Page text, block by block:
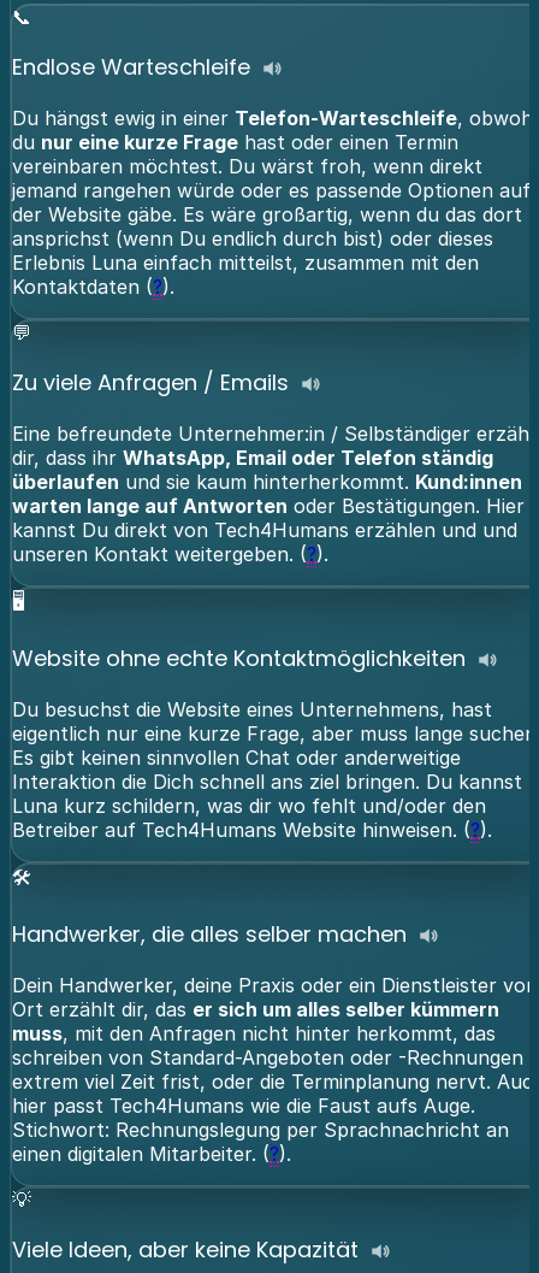
📞
Endlose Warteschleife
Du hängst ewig in einer Telefon-Warteschleife, obwohl
du nur eine kurze Frage hast oder einen Termin
vereinbaren möchtest. Du wärst froh, wenn direkt
jemand rangehen würde oder es passende Optionen auf
der Website gäbe. Es wäre großartig, wenn du das dort
ansprichst (wenn Du endlich durch bist) oder dieses
Erlebnis Luna einfach mitteilst, zusammen mit den
Kontaktdaten (?).
💬
Zu viele Anfragen / Emails
Eine befreundete Unternehmer:in / Selbständiger
dir, dass ihr WhatsApp, Email oder Telefon ständig
überlaufen und sie kaum hinterherkommt. Kund:innen
warten lange auf Antworten oder Bestätigungen. Hier
kannst Du direkt von Tech4Humans erzählen und und
unseren Kontakt weitergeben. (?).
🖥️
Website ohne echte Kontaktmöglichkeiten
Du besuchst die Website eines Unternehmens, hast
eigentlich nur eine kurze Frage, aber muss lange
Es gibt keinen sinnvollen Chat oder anderweitige
Interaktion die Dich schnell ans ziel bringen. Du kannst
Luna kurz schildern, was dir wo fehlt und/oder den
Betreiber auf Tech4Humans Website hinweisen. (?).
🛠️
Handwerker, die alles selber machen
Dein Handwerker, deine Praxis oder ein Dienstleister vor
Ort erzählt dir, das er sich um alles selber kümmern
muss, mit den Anfragen nicht hinter herkommt, das
schreiben von Standard-Angeboten oder -Rechnungen
extrem viel Zeit frist, oder die Terminplanung nervt.
hier passt Tech4Humans wie die Faust aufs Auge.
Stichwort: Rechnungslegung per Sprachnachricht an
einen digitalen Mitarbeiter. (?).
💡
Viele Ideen, aber keine Kapazität